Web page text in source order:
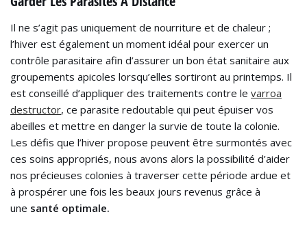
Il ne s’agit pas uniquement de nourriture et de chaleur ;
l’hiver est également un moment idéal pour exercer un
contrôle parasitaire afin d’assurer un bon état sanitaire aux
groupements apicoles lorsqu’elles sortiront au printemps. Il
est conseillé d’appliquer des traitements contre le varroa
destructor, ce parasite redoutable qui peut épuiser vos
abeilles et mettre en danger la survie de toute la colonie.
Les défis que l’hiver propose peuvent être surmontés avec
ces soins appropriés, nous avons alors la possibilité d’aider
nos précieuses colonies à traverser cette période ardue et
à prospérer une fois les beaux jours revenus grâce à
une santé optimale.